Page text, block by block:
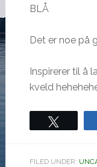
BLÅ
Det er noe på
Inspirerer til å
kveld
FILED UNDER: